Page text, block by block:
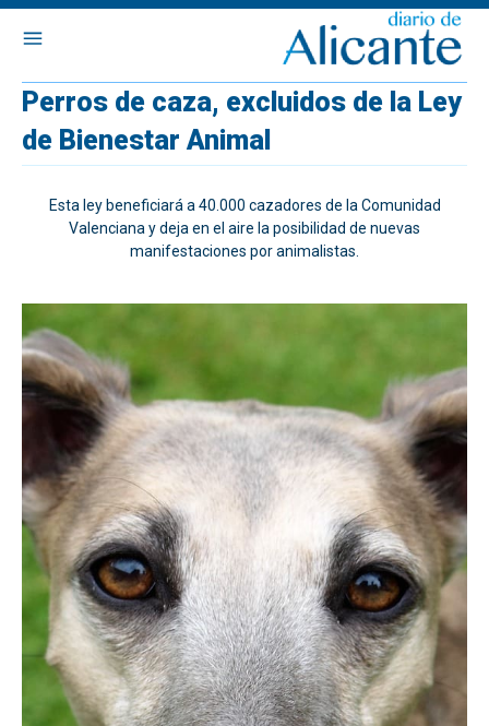
Perros de caza, excluidos de la Ley
de Bienestar Animal
Esta ley beneficiará a 40.000 cazadores de la Comunidad
Valenciana y deja en el aire la posibilidad de nuevas
manifestaciones por animalistas.